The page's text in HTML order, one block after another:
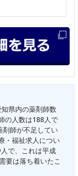
県内の薬剤師数
の人数は188人で
剤師が不足してい
・福祉求人につい
で、これは平成
要は落ち着いたこ